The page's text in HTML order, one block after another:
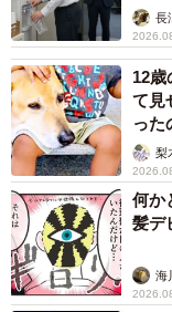
説】
長
12
て見
った
「 梨
何か
髪デ
海